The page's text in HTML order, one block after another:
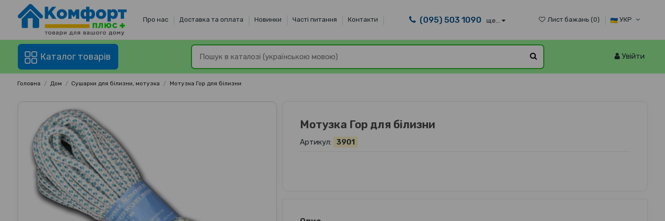
Про нас Доставка та оплата Новинки Часті питання Контакти (095) 503 1090 ще... Лист бажань (0) УКР
Каталог товарів Увійти
Головна Дом Сушарки для білизни, мотузка Мотузка Гор для білизни
Мотузка Гор для білизни
Артикул: 3901